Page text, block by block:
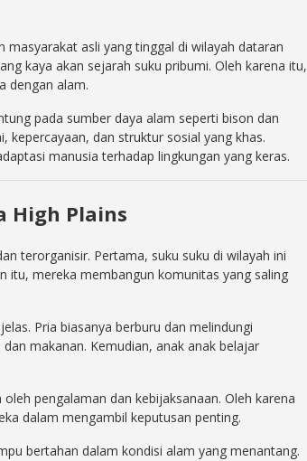
masyarakat asli yang tinggal di wilayah dataran
kaya akan sejarah suku pribumi. Oleh karena itu,
dengan alam.
pada sumber daya alam seperti bison dan
kepercayaan, dan struktur sosial yang khas.
manusia terhadap lingkungan yang keras.
High Plains
terorganisir. Pertama, suku suku di wilayah ini
itu, mereka membangun komunitas yang saling
Pria biasanya berburu dan melindungi
makanan. Kemudian, anak anak belajar
pengalaman dan kebijaksanaan. Oleh karena
dalam mengambil keputusan penting.
bertahan dalam kondisi alam yang menantang.